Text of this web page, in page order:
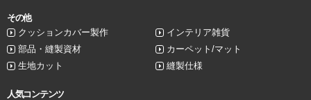
その他
クッションカバー製作
インテリア雑貨
部品・縫製資材
カーペット/マット
生地カット
縫製仕様
人気コンテンツ